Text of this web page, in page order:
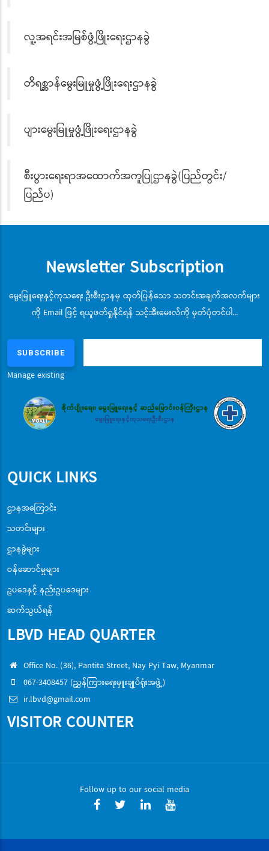
လူ့အရင်းအမြစ်ဖွံ့ဖြိုးရေးဌာနခွဲ
တိရစ္ဆာန်မွေးမြူမှုဖွံ့ဖြိုးရေးဌာနခွဲ
ပျားမွေးမြူမှုဖွံ့ဖြိုးရေးဌာနခွဲ
စီးပွားရေးရာအထောက်အကူပြုဌာနခွဲ(ပြည်တွင်း/
ပြည်ပ)
Newsletter Subscription
မွေးမြူရေးနှင့်ကုသရေး ဦးစီးဌာနမှ ထုတ်ပြန်သော သတင်းအချက်အလက်များ
ကို Email ဖြင့် ရယူဖတ်ရှုနိုင်ရန် သင့်အီးမေးလ်ကို မှတ်ပုံတင်ပါ...
Manage existing
QUICK LINKS
ဌာနအကြောင်း
သတင်းများ
ဌာနခွဲများ
ဝန်ဆောင်မှုများ
ဥပဒေနှင့် နည်းဥပဒေများ
ဆက်သွယ်ရန်
LBVD HEAD QUARTER
Office No. (36), Pantita Street, Nay Pyi Taw, Myanmar
067-3408457 (ညွှန်ကြားရေးမှူးချုပ်ရုံးအဖွဲ့)
ir.lbvd@gmail.com
VISITOR COUNTER
Follow up to our social media